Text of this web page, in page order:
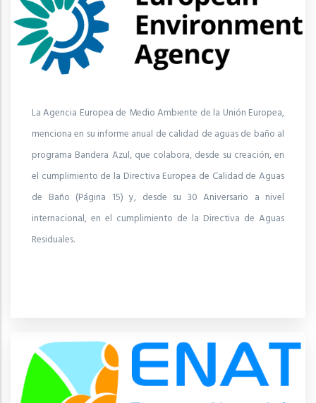
La Agencia Europea de Medio Ambiente de la Unión Europea,
menciona en su informe anual de calidad de aguas de baño al
programa Bandera Azul, que colabora, desde su creación, en
el cumplimiento de la Directiva Europea de Calidad de Aguas
de Baño (Página 15) y, desde su 30 Aniversario a nivel
internacional, en el cumplimiento de la Directiva de Aguas
Residuales.